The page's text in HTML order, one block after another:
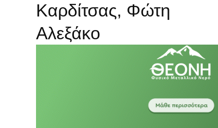
Καρδίτσας, Φώτη
Αλεξάκο